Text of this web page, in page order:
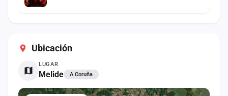
Ubicación
LUGAR
Melide A Coruña